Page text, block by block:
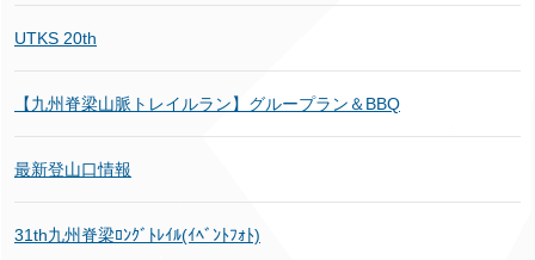
UTKS 20th
【九州脊梁山脈トレイルラン】グループラン＆BBQ
最新登山口情報
31th九州脊梁ﾛﾝｸﾞﾄﾚｲﾙ(ｲﾍﾞﾝﾄﾌｫﾄ)